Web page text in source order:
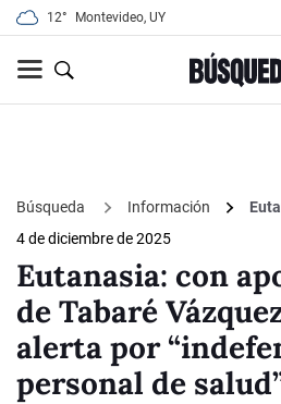
12° Montevideo, UY
Búsqueda Información
4 de diciembre de 2025
Eutanasia: con
de Tabaré
alerta por
personal de